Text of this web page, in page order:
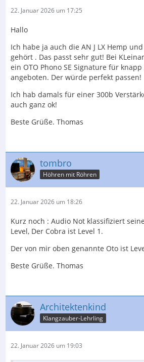
22. Januar 2026 um 17:25
Hallo
Ich habe ja auch die AN J LX Hemp
gehört . Das passt sehr gut! Bei
ein OTO Phono SE Signature für knapp
angeboten. Der würde perfekt passen!
Ich hab damals für einer 300b
auch ganz ok!
Beste Grüße. Thomas
tombro
Höhren mit Röhren
22. Januar 2026 um 18:26
Kurz noch : Audio Not klassifiziert
Level, Der Cobra ist Level 1.
Der von mir oben genannte Oto ist
Beste Grüße. Thomas
Architektenkind
Klangzauber-Lehrling
22. Januar 2026 um 19:03